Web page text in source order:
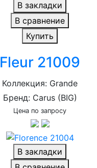
В закладки
В сравнение
Купить
Fleur 21009
Коллекция: Grande
Бренд: Carus (BIG)
Цена по запросу
В закладки